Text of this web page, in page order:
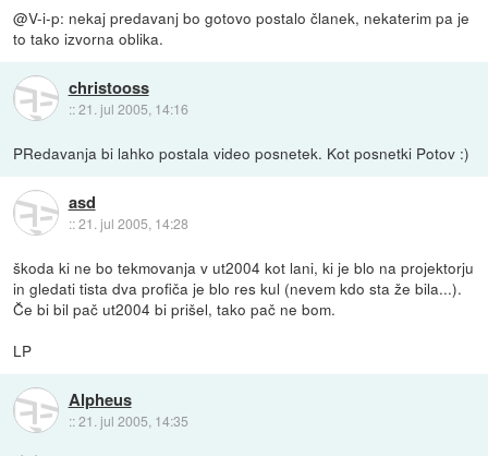
@V-i-p: nekaj predavanj bo gotovo postalo članek, nekaterim pa je
to tako izvorna oblika.
christooss
::21. jul 2005, 14:16
PRedavanja bi lahko postala video posnetek. Kot posnetki Potov :)
asd
::21. jul 2005, 14:28
škoda ki ne bo tekmovanja v ut2004 kot lani, ki je blo na projektorju
in gledati tista dva profiča je blo res kul (nevem kdo sta že bila...).
Če bi bil pač ut2004 bi prišel, tako pač ne bom.
LP
Alpheus
::21. jul 2005, 14:35